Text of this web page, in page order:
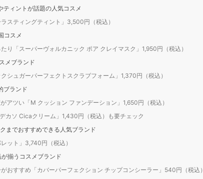
ティントが話題の人気コスメ
スティングティント」3,500円（税込）
コスメ
り「スーパーヴォルカニック ポア クレイマスク」1,950円（税込）
メブランド
シュガーパーフェクトスクラブフォーム」1,370円（税込）
ブランド
アツい「M クッション ファンデーション」1,650円（税込）
カソ Cicaクリーム」1,430円（税込）も要チェック
までおすすめできる人気ブランド
ット」3,740円（税込）
揃うコスメブランド
おすすめ「カバーパーフェクション チップコンシーラー」540円（税込）